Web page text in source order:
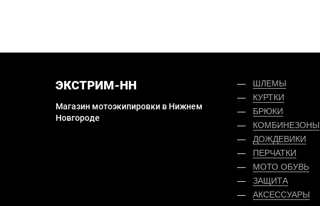
ЭКСТРИМ-НН
Магазин мотоэкипировки в Нижнем
Новгороде
ШЛЕМЫ
КУРТКИ
БРЮКИ
КОМБИНЕЗОНЫ
ДОЖДЕВИКИ
ПЕРЧАТКИ
МОТО ОБУВЬ
ЗАЩИТА
АКСЕССУАРЫ